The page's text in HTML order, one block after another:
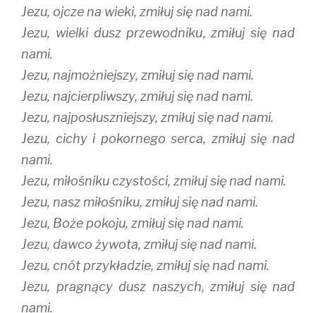
Jezu, ojcze na wieki, zmiłuj się nad nami.
Jezu, wielki dusz przewodniku, zmiłuj się nad
nami.
Jezu, najmożniejszy, zmiłuj się nad nami.
Jezu, najcierpliwszy, zmiłuj się nad nami.
Jezu, najposłuszniejszy, zmiłuj się nad nami.
Jezu, cichy i pokornego serca, zmiłuj się nad
nami.
Jezu, miłośniku czystości, zmiłuj się nad nami.
Jezu, nasz miłośniku, zmiłuj się nad nami.
Jezu, Boże pokoju, zmiłuj się nad nami.
Jezu, dawco żywota, zmiłuj się nad nami.
Jezu, cnót przykładzie, zmiłuj się nad nami.
Jezu, pragnący dusz naszych, zmiłuj się nad
nami.